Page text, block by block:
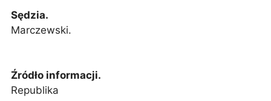
Sędzia.
Marczewski.
Źródło informacji.
Republika